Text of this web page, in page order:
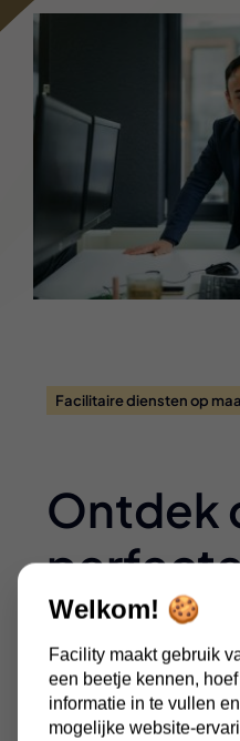
Facilitaire diensten op
Ontdek
jouw
Welkom! 🍪
Facility maakt gebruik
een beetje kennen,
informatie in te vullen
mogelijke website-